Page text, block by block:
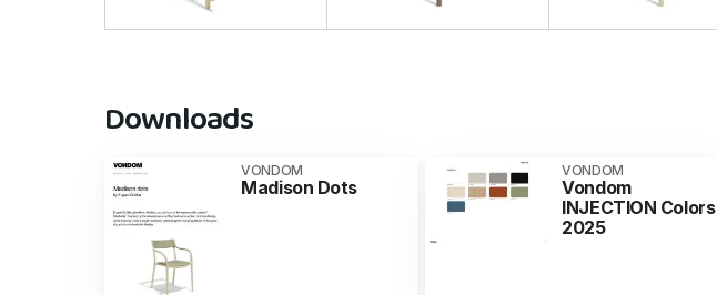
Downloads
VONDOM
Madison Dots
VONDOM
Vondom
INJECTION Colors
2025